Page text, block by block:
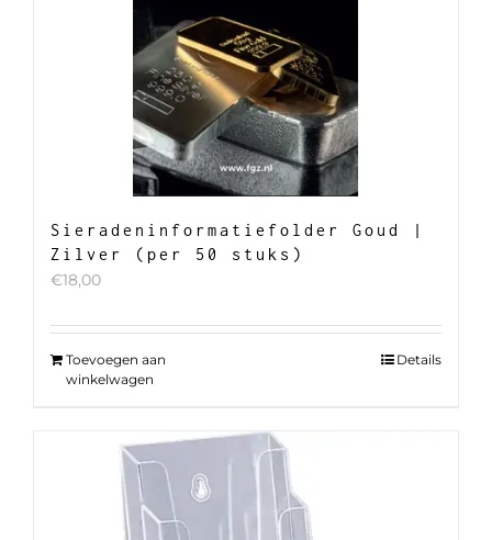
Sieradeninformatiefolder Goud |
Zilver (per 50 stuks)
€18,00
Toevoegen aan
winkelwagen
Details